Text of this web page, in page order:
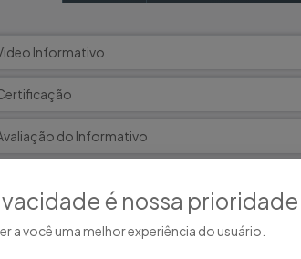
Informativo
do Informativo
é nossa
a você uma melhor experiência do usuário.